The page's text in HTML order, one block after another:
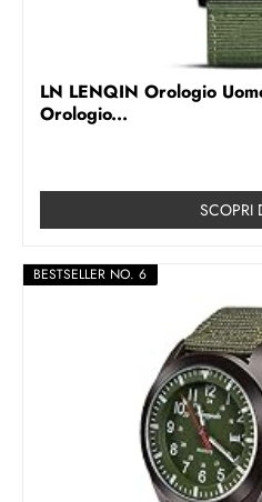
LN LENQIN Orologio
Orologio...
SCOPRI
BESTSELLER NO. 6